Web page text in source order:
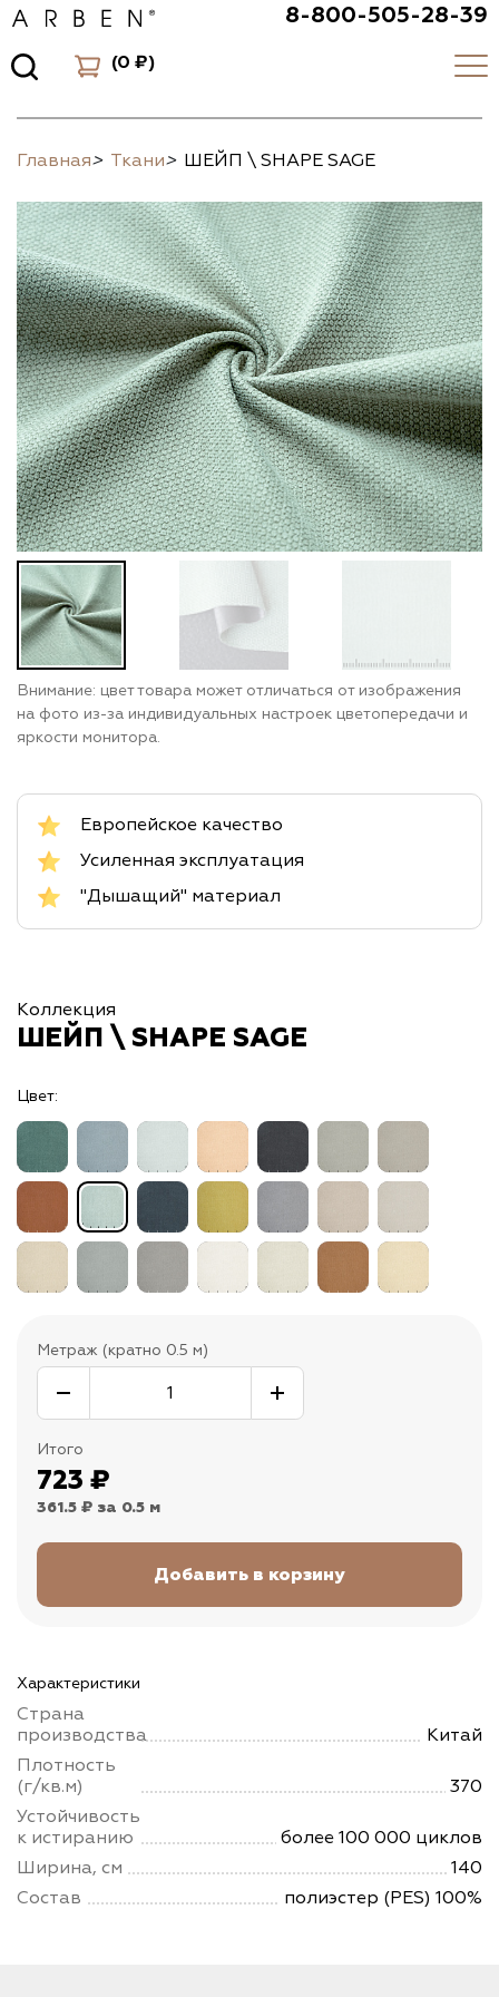
8-800-505-28-39
(0 ₽)
Главная> Ткани> ШЕЙП \ SHAPE SAGE
Внимание: цвет товара может отличаться от изображения
на фото из-за индивидуальных настроек цветопередачи и
яркости монитора.
Европейское качество
Усиленная эксплуатация
"Дышащий" материал
Коллекция
ШЕЙП \ SHAPE SAGE
Цвет:
Метраж (кратно 0.5 м)
Итого
723 ₽
361.5 ₽ за 0.5 м
Характеристики
Страна
производства
Китай
Плотность
(г/кв.м)
370
Устойчивость
к истиранию
более 100 000 циклов
Ширина, см
140
Состав
полиэстер (PES) 100%